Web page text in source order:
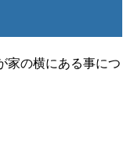
家の横にある事につ